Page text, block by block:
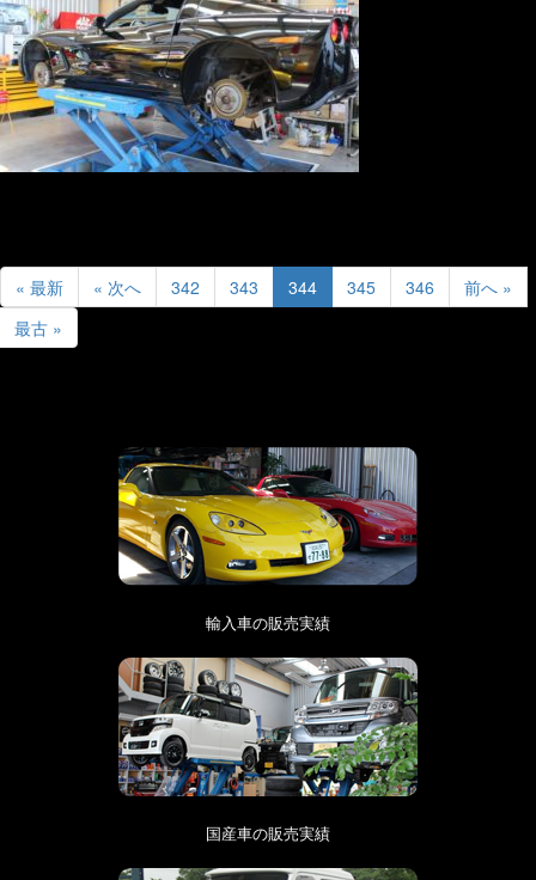
« 最新 « 次へ 342 343 344 345 346
前へ »
最古 »
輸入車の販売実績
国産車の販売実績